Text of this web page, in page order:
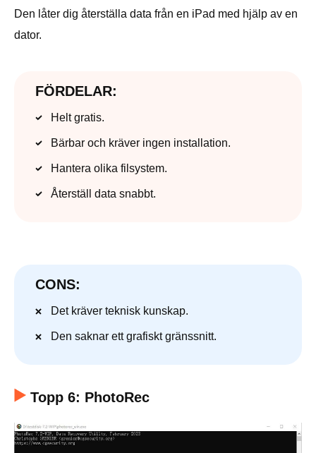
Den låter dig återställa data från en iPad med hjälp av en
dator.
FÖRDELAR:
Helt gratis.
Bärbar och kräver ingen installation.
Hantera olika filsystem.
Återställ data snabbt.
CONS:
Det kräver teknisk kunskap.
Den saknar ett grafiskt gränssnitt.
Topp 6: PhotoRec